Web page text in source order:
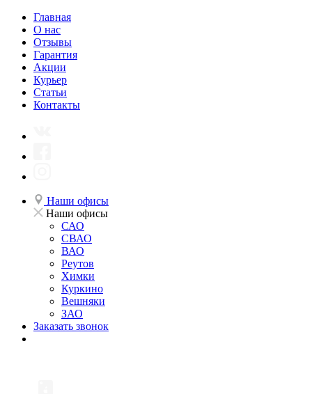
Главная
О нас
Отзывы
Гарантия
Акции
Курьер
Статьи
Контакты
Наши офисы
Наши офисы
САО
СВАО
ВАО
Реутов
Химки
Куркино
Вешняки
ЗАО
Заказать звонок